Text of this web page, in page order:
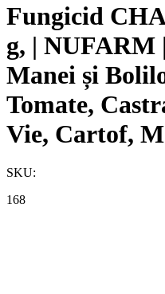
Fungicid
g, | NUFARM
Manei și
Tomate,
Vie, Cartof,
SKU:
168